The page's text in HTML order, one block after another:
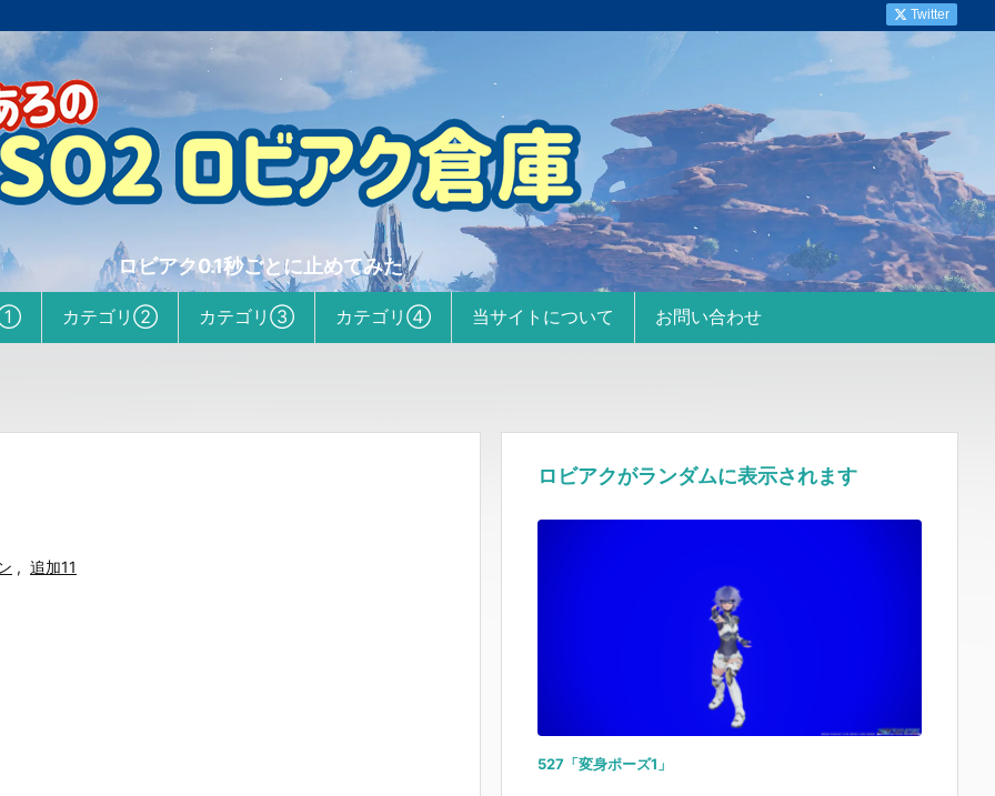
ロビアク0.1秒ごとに止めてみた
① カテゴリ② カテゴリ③ カテゴリ④ 当サイトについて お問い合わせ
Twitter
, 追加11
ロビアクがランダムに表示されます
527「変身ポーズ1」